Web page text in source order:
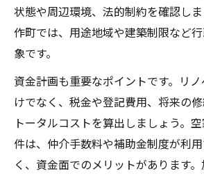
状態や周辺環境、法的制約を確認し
作町では、用途地域や建築制限など
象です。
資金計画も重要なポイントです。リ
けでなく、税金や登記費用、将来の
トータルコストを算出しましょう。
件は、仲介手数料や補助金制度が利
く、資金面でのメリットがあります